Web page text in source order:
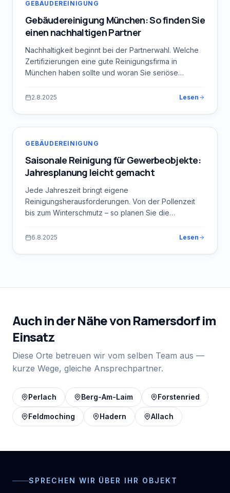
GEBÄUDEREINIGUNG
Gebäudereinigung München: So finden Sie
einen nachhaltigen Partner
Nachhaltigkeit beginnt bei der Partnerwahl. Welche
Zertifizierungen eine gute Reinigungsfirma in
München haben sollte und woran Sie seriöse
2.8.2025 Lesen
GEBÄUDEREINIGUNG
Saisonale Reinigung für Gewerbeobjekte:
Jahresplanung leicht gemacht
Jede Jahreszeit bringt eigene
Reinigungsherausforderungen. Von der Pollenzeit
bis zum Winterschmutz – so planen Sie die
6.8.2025 Lesen
Auch in der Nähe vonRamersdorfim
Einsatz
Diese Orte betreuen wir vom selben Team aus —
kurze Wege, gleiche Ansprechpartner.
Perlach Berg-Am-Laim Forstenried
Feldmoching Hadern Allach
SPRECHEN WIR ÜBER IHR OBJEKT